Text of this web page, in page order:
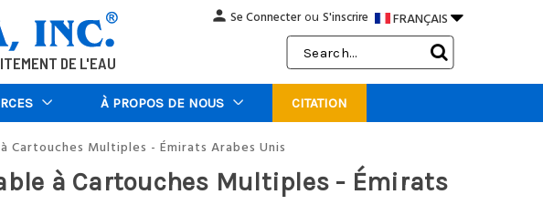
DE L'EAU
person Se Connecter ou S'inscrire FRANÇAIS
Keyword:
À PROPOS DE NOUS CITATION
Multiples - Émirats Arabes Unis
à Cartouches Multiples - Émirats